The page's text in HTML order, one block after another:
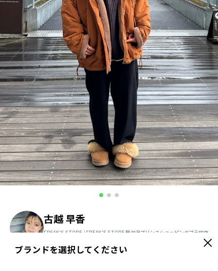
古越 早香
FREAK'S STORE / FREAK'S STORE 軽井沢プリンスショッピングプラザ店
ブランドを選択してください